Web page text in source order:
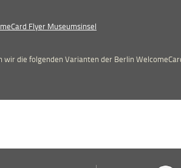
Flyer Museumsinsel
wir die folgenden Varianten der Berlin